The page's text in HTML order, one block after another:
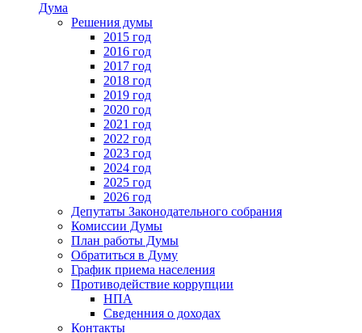
Дума
Решения думы
2015 год
2016 год
2017 год
2018 год
2019 год
2020 год
2021 год
2022 год
2023 год
2024 год
2025 год
2026 год
Депутаты Законодательного собрания
Комиссии Думы
План работы Думы
Обратиться в Думу
График приема населения
Противодействие коррупции
НПА
Сведенния о доходах
Контакты